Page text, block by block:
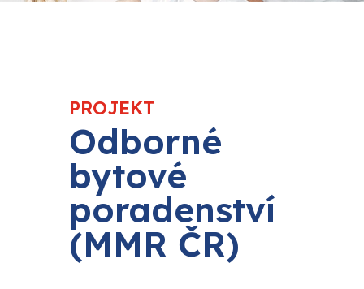
PROJEKT
Odborné
bytové
poradenství
(MMR ČR)